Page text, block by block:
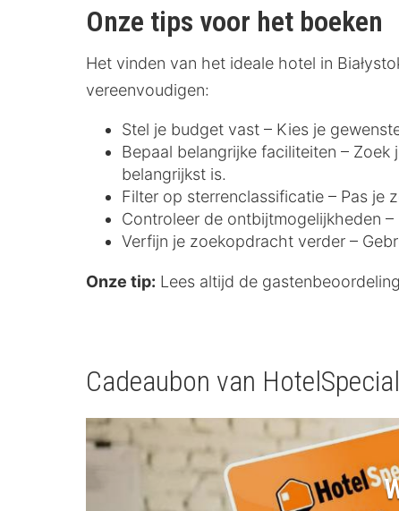
Onze tips voor het boeken
Het vinden van het ideale hotel in
vereenvoudigen:
Stel je budget vast – Kies je
Bepaal belangrijke faciliteiten –
belangrijkst is.
Filter op sterrenclassificatie – Pas je
Controleer de ontbijtmogelijkheden
Verfijn je zoekopdracht verder –
Onze tip: Lees altijd de
Cadeaubon van